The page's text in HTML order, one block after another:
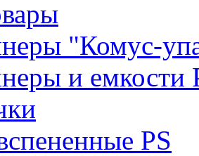
"Комус-
и емкости
PS